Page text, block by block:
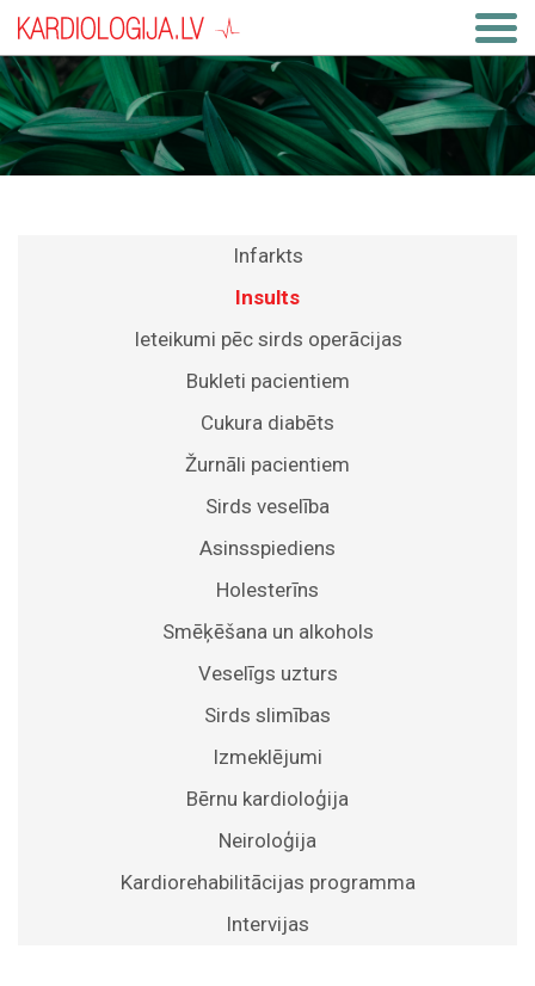
Infarkts
Insults
Ieteikumi pēc sirds operācijas
Bukleti pacientiem
Cukura diabēts
Žurnāli pacientiem
Sirds veselība
Asinsspiediens
Holesterīns
Smēķēšana un alkohols
Veselīgs uzturs
Sirds slimības
Izmeklējumi
Bērnu kardioloģija
Neiroloģija
Kardiorehabilitācijas programma
Intervijas